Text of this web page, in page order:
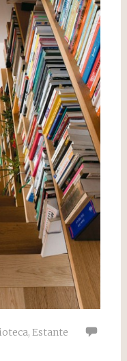
, Estante